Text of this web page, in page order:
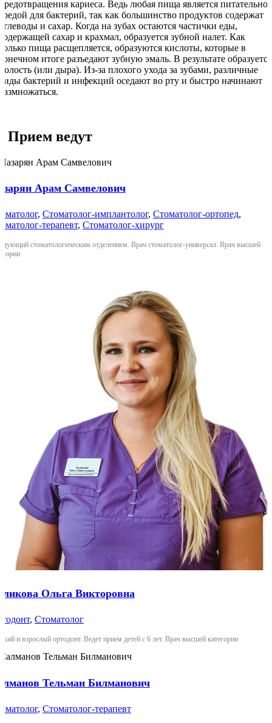
кариеса. Ведь любая пища является
для бактерий, так как большинство продуктов содержат
и сахар. Когда на зубах остаются частички еды,
сахар и крахмал, образуется зубной налет. Как
пища расщепляется, образуются кислоты, которые в
итоге разъедают зубную эмаль. В результате образуется
(или дыра). Из-за плохого ухода за зубами, различные
бактерий и инфекций оседают во рту и быстро начинают
Прием ведут
Арам Самвелович
, Стоматолог-имплантолог, Стоматолог-ортопед,
терапевт, Стоматолог-хирург
стоматологическим отделением. Врач стоматолог-универсал. Врач высшей
Ольга Викторовна
, Стоматолог
и взрослый ортодонт. Ведет прием детей с 6 лет. Врач высшей категории
Тельман Билманович
, Стоматолог-терапевт